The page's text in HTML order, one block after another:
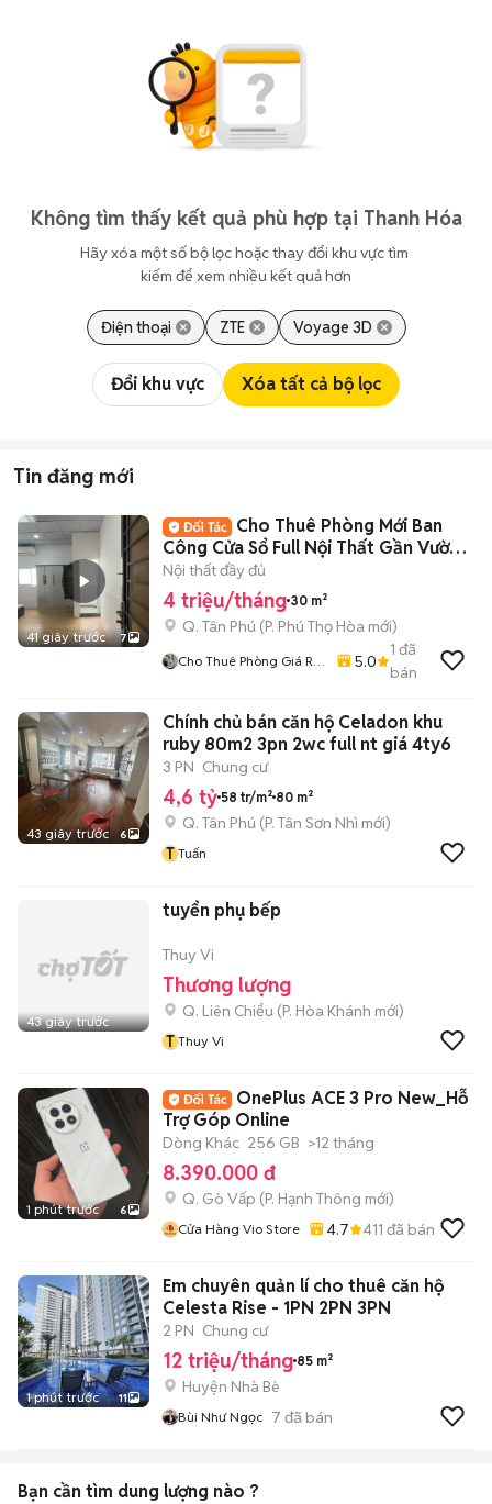
Không tìm thấy kết quả phù hợp tại Thanh Hóa
Hãy xóa một số bộ lọc hoặc thay đổi khu vực tìm
kiếm để xem nhiều kết quả hơn
Điện thoại ZTE Voyage 3D
Đổi khu vực Xóa tất cả bộ lọc
Tin đăng mới
41 giây trước 7
Cho Thuê Phòng Mới Ban
Công Cửa Sổ Full Nội Thất Gần Vườn
Lài Tân Phú
Nội thất đầy đủ
4 triệu/tháng 30 m²
Q. Tân Phú (P. Phú Thọ Hòa mới)
Cho Thuê Phòng Giá Rẻ
5.0
1 đã
bán
43 giây trước 6
Chính chủ bán căn hộ Celadon khu
ruby 80m2 3pn 2wc full nt giá 4ty6
3 PN Chung cư
4,6 tỷ 58 tr/m² 80 m²
Q. Tân Phú (P. Tân Sơn Nhì mới)
T Tuấn
43 giây trước
tuyển phụ bếp
Thuy Vi
Thương lượng
Q. Liên Chiểu (P. Hòa Khánh mới)
T Thuy Vi
1 phút trước 6
OnePlus ACE 3 Pro New_Hỗ
Trợ Góp Online
Dòng Khác 256 GB >12 tháng
8.390.000 đ
Q. Gò Vấp (P. Hạnh Thông mới)
Cửa Hàng Vio Store 4.7 411 đã bán
1 phút trước 11
Em chuyên quản lí cho thuê căn hộ
Celesta Rise - 1PN 2PN 3PN
2 PN Chung cư
12 triệu/tháng 85 m²
Huyện Nhà Bè
Bùi Như Ngọc 7 đã bán
Bạn cần tìm dung lượng nào ?